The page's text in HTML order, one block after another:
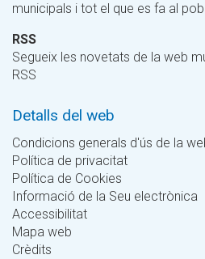
municipals i tot el que es fa al
RSS
Segueix les novetats de la web
RSS
Detalls del web
Condicions generals d'ús de la
Política de privacitat
Política de Cookies
Informació de la Seu electrònica
Accessibilitat
Mapa web
Crèdits